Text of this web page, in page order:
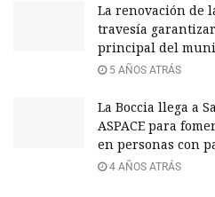
La renovación de
travesía
principal del
5 AÑOS ATRÁS
La Boccia llega a
ASPACE para
en personas con
4 AÑOS ATRÁS